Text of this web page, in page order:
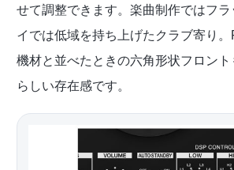
せて調整できます。楽曲制作ではフ
イでは低域を持ち上げたクラブ寄り
機材と並べたときの六角形状フロン
らしい存在感です。